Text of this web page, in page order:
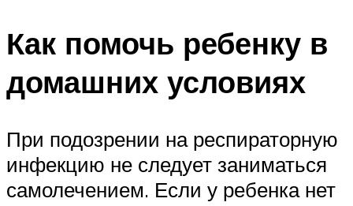
Как помочь ребенку в
домашних условиях
При подозрении на респираторную
инфекцию не следует заниматься
самолечением. Если у ребенка нет